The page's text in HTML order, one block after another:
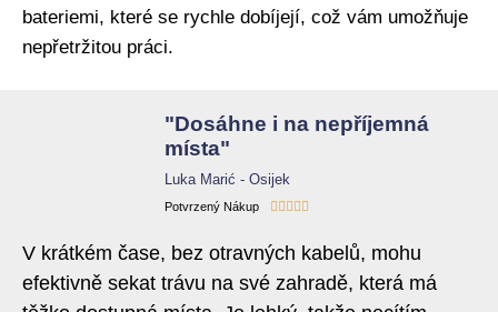
bateriemi, které se rychle dobíjejí, což vám umožňuje
nepřetržitou práci.
"Dosáhne i na nepříjemná
místa"
Luka Marić - Osijek
Potvrzený Nákup 
V krátkém čase, bez otravných kabelů, mohu
efektivně sekat trávu na své zahradě, která má